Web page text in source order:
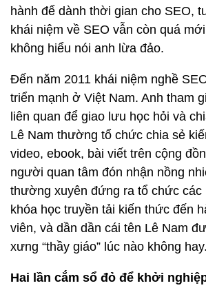
hành để dành thời gian cho SEO,
khái niệm về SEO vẫn còn quá
không hiểu nói anh lừa đảo.
Đến năm 2011 khái niệm nghề
triển mạnh ở Việt Nam. Anh tham
liên quan để giao lưu học hỏi và
Lê Nam thường tổ chức chia sẻ
video, ebook, bài viết trên cộng
người quan tâm đón nhận nồng
thường xuyên đứng ra tổ chức các
khóa học truyền tải kiến thức đến
viên, và dần dần cái tên Lê Nam
xưng “thầy giáo” lúc nào không hay.
Hai lần cắm sổ đỏ để khởi